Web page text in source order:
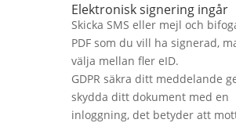
Elektronisk signering ingår
Skicka SMS eller mejl och
PDF som du vill ha signerad,
välja mellan fler eID.
GDPR säkra ditt meddelande
skydda ditt dokument med en
inloggning, det betyder att